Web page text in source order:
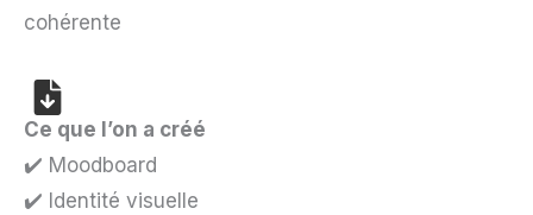
cohérente
Ce que l’on a créé
✔️ Moodboard
✔️ Identité visuelle